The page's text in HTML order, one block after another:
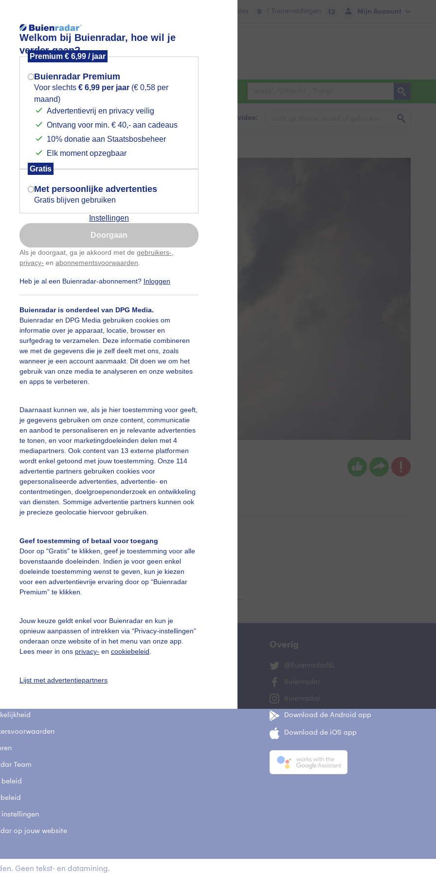
Welkom bij Buienradar, hoe wil je
verder gaan?
Premium € 6,99 / jaar
Buienradar Premium
Voor slechts € 6,99 per jaar (€ 0,58 per
maand)
Advertentievrij en privacy veilig
Ontvang voor min. € 40,- aan cadeaus
10% donatie aan Staatsbosbeheer
Elk moment opzegbaar
Gratis
Met persoonlijke advertenties
Gratis blijven gebruiken
Instellingen
Doorgaan
Als je doorgaat, ga je akkoord met de gebruikers-
privacy- en abonnementsvoorwaarden
Heb je al een Buienradar-abonnement? Inloggen
Buienradar is onderdeel van DPG Media.
Buienradar en DPG Media gebruiken cookies om
informatie over je apparaat, locatie, browser en
surfgedrag te verzamelen. Deze informatie combineren
we met de gegevens die je zelf deelt met ons, zoals
wanneer je een account aanmaakt. Dit doen we om het
gebruik van onze media te analyseren en onze websites
en apps te verbeteren.
Daarnaast kunnen we, als je hier toestemming voor geeft,
je gegevens gebruiken om onze content, communicatie
en aanbod te personaliseren en je relevante advertenties
te tonen, en voor marketingdoeleinden delen met 4
mediapartners. Ook content van 13 externe platformen
wordt enkel getoond met jouw toestemming. Onze 114
advertentie partners gebruiken cookies voor
gepersonaliseerde advertenties, advertentie- en
contentmetingen, doelgroepenonderzoek en ontwikkeling
van diensten. Sommige advertentie partners kunnen ook
je precieze geolocatie hiervoor gebruiken.
Geef toestemming of betaal voor toegang
Door op "Gratis" te klikken, geef je toestemming voor alle
bovenstaande doeleinden. Indien je voor geen enkel
doeleinde toestemming wenst te geven, kun je kiezen
voor een advertentievrije ervaring door op “Buienradar
Premium” te klikken.
Jouw keuze geldt enkel voor Buienradar en kun je
opnieuw aanpassen of intrekken via “Privacy-instellingen”
onderaan onze website of in het menu van onze app.
Lees meer in ons privacy- en cookiebeleid
Lijst met advertentiepartners
Mijn Account
Files 9 | Treinmeldingen 13
Foto en video Weerzine
Zoeken in foto & video:
ook een halo te zien...
Ton Wesselius Gemaakt: 10-05-2026, 10x bekeken
Zon Wolken
vragen
Team
beleid
instellingen
op jouw website
Mijn weer Overig
@BuienradarNL
Buienradar
Buienradar
Download de Android app
Download de iOS app
Geen tekst- en datamining.
Mogen we je locatie gebruiken voor
het weer?
Indien je hier nog geen akkoord op hebt
gegeven, verschijnt er zo een pop-up uit
je browser waarin deze toestemming
gevraagd wordt.
Is goed, toon de popup
Nu niet, misschien later
Gebruik je Safari en wil je niet elke dag deze pop-up
Klikhierom dit aan te passen